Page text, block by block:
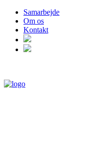
Samarbejde
Om os
Kontakt